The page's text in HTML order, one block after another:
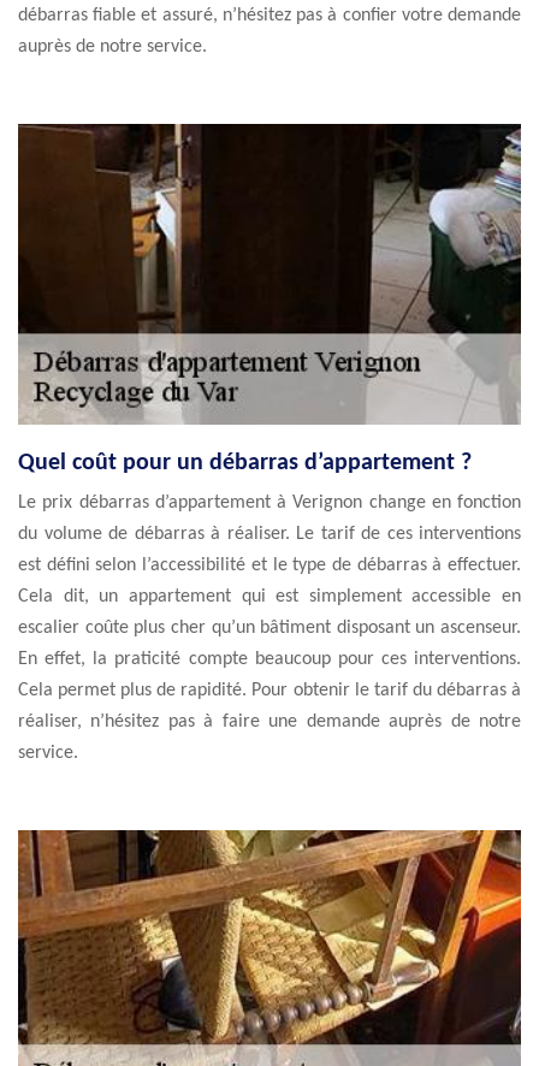
débarras fiable et assuré, n’hésitez pas à confier votre demande
auprès de notre service.
Quel coût pour un débarras d’appartement ?
Le prix débarras d’appartement à Verignon change en fonction
du volume de débarras à réaliser. Le tarif de ces interventions
est défini selon l’accessibilité et le type de débarras à effectuer.
Cela dit, un appartement qui est simplement accessible en
escalier coûte plus cher qu’un bâtiment disposant un ascenseur.
En effet, la praticité compte beaucoup pour ces interventions.
Cela permet plus de rapidité. Pour obtenir le tarif du débarras à
réaliser, n’hésitez pas à faire une demande auprès de notre
service.